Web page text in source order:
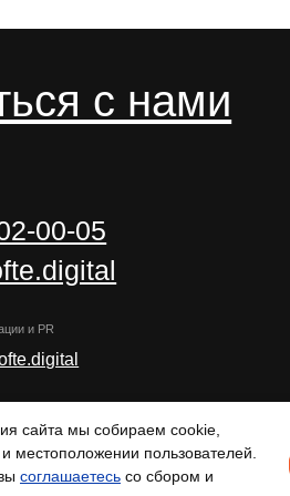
Малышева
об ИТ-компании
сайта мы собираем cookie,
местоположении пользователей.
соглашаетесь со сбором и